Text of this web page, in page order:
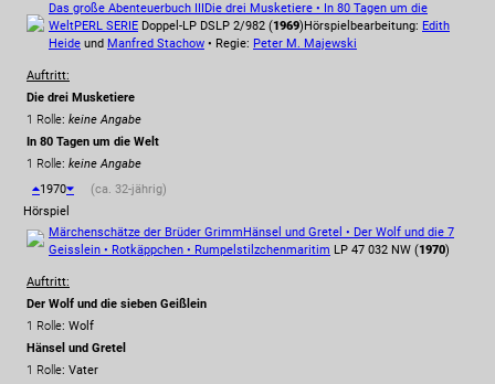
Das große Abenteuerbuch III
Die drei Musketiere • In 80 Tagen um die
WeltPERL SERIE Doppel-LP DSLP 2/982 (1969) Hörspielbearbeitung: Edith
Heide und Manfred Stachow • Regie: Peter M. Majewski
Auftritt:
Die drei Musketiere
1 Rolle: keine Angabe
In 80 Tagen um die Welt
1 Rolle: keine Angabe
1970
(ca. 32-jährig)
Hörspiel
Märchenschätze der Brüder Grimm Hänsel und Gretel • Der Wolf und die 7
Geisslein • Rotkäppchen • Rumpelstilzchenmaritim LP 47 032 NW (1970)
Auftritt:
Der Wolf und die sieben Geißlein
1 Rolle: Wolf
Hänsel und Gretel
1 Rolle: Vater